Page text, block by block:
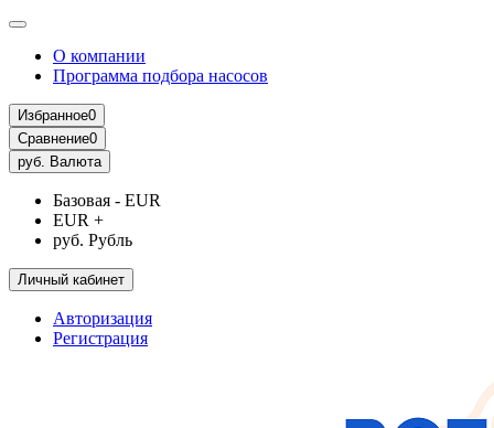
О компании
Программа подбора насосов
Избранное0
Сравнение0
руб. Валюта
Базовая - EUR
EUR +
руб. Рубль
Личный кабинет
Авторизация
Регистрация